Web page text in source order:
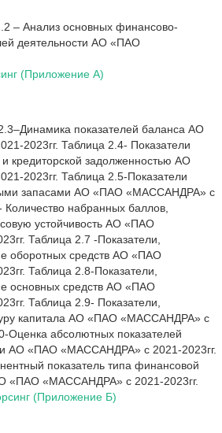
– Анализ основных финансово-
деятельности АО «ПАО
(Приложение А)
показателей баланса АО
2023гг. Таблица 2.4- Показатели
кредиторской задолженностью АО
2023гг. Таблица 2.5-Показатели
запасами АО «ПАО «МАССАНДРА» с
Количество набранных баллов,
устойчивость АО «ПАО
Таблица 2.7 -Показатели,
оборотных средств АО «ПАО
Таблица 2.8-Показатели,
основных средств АО «ПАО
Таблица 2.9- Показатели,
капитала АО «ПАО «МАССАНДРА» с
Оценка абсолютных показателей
АО «ПАО «МАССАНДРА» с 2021-2023гг.
показатель типа финансовой
«ПАО «МАССАНДРА» с 2021-2023гг.
(Приложение Б)